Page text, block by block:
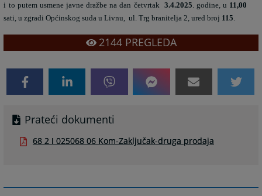
i to putem usmene javne dražbe na dan četvrtak 3.4.2025 . godine, u 11,00
sati, uzgradi Općinskog suda u Livnu, ul. Trg branitelja 2, ured broj 115
2144PREGLEDA
Prateći dokumenti
68 2 I 025068 06 Kom-Zaključak-druga prodaja